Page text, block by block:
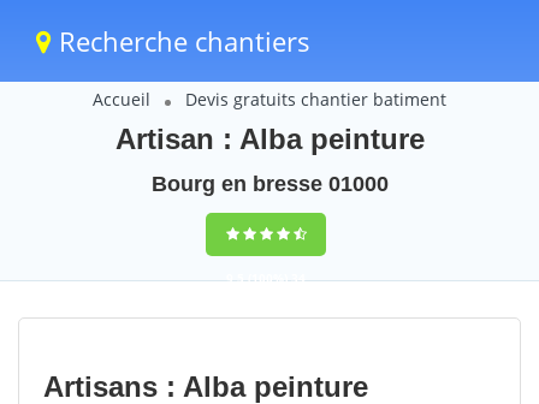
Recherche chantiers
Accueil Devis gratuits chantier batiment
Artisan : Alba peinture
Bourg en bresse 01000
9,5(100%)34
votes
Artisans : Alba peinture